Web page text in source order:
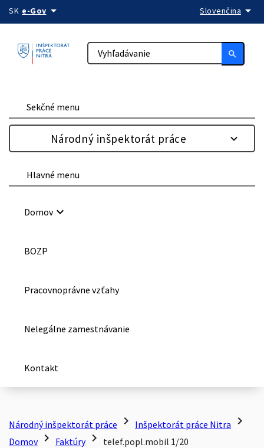
Preskočiť na obsah
SK e-Govarrow_drop_down Slovenčina arrow_drop_down
search
Sekčné menu
Národný inšpektorát práce
Hlavné menu
Domovkeyboard_arrow_down
BOZP
Pracovnoprávne vzťahy
Nelegálne zamestnávanie
Kontakt
Národný inšpektorát práce chevron_right Inšpektorát práce Nitra chevron_right
Domov chevron_right Faktúry chevron_right telef.popl.mobil 1/20